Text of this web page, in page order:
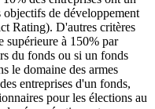
de développement
Rating). D'autres critères
supérieure à 150% par
du fonds ou si un fonds
le domaine des armes
entreprises d'un fonds,
pour les élections au